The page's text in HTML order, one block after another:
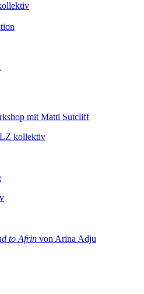
mit Matti Sutcliff
kollektiv
to Afrin von Arina Adju